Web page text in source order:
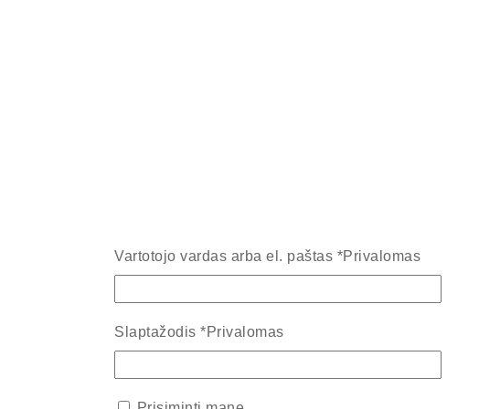
Vartotojo vardas arba el. paštas *Privalomas
Slaptažodis *Privalomas